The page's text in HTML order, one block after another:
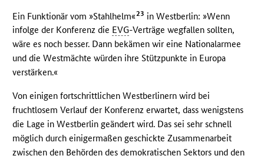
Ein Funktionär vom »Stahlhelm«23 in Westberlin: »Wenn
infolge der Konferenz die EVG-Verträge wegfallen sollten,
wäre es noch besser. Dann bekämen wir eine Nationalarmee
und die Westmächte würden ihre Stützpunkte in Europa
verstärken.«
Von einigen fortschrittlichen Westberlinern wird bei
fruchtlosem Verlauf der Konferenz erwartet, dass wenigstens
die Lage in Westberlin geändert wird. Das sei sehr schnell
möglich durch einigermaßen geschickte Zusammenarbeit
zwischen den Behörden des demokratischen Sektors und den